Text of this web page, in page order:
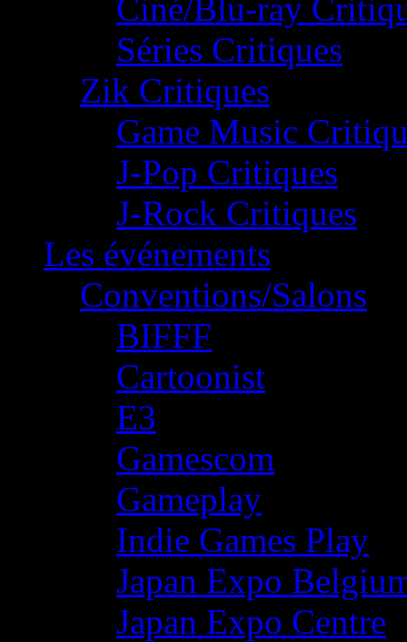
Ciné/Blu-ray
Séries Critiques
Zik Critiques
Game Music
J-Pop Critiques
J-Rock Critiques
Les événements
Conventions/Salons
BIFFF
Cartoonist
E3
Gamescom
Gameplay
Indie Games Play
Japan Expo
Japan Expo Centre